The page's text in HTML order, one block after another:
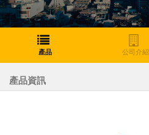
產品 公司介紹
產品資訊